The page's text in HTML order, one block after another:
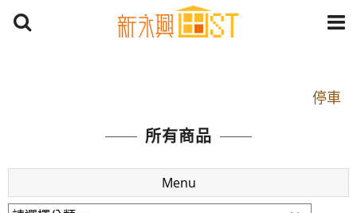
停車
捷運： 中和線【頂溪站 2 號出口】往中山路1段139
原Line已滿 無法加Line好友 請親愛的客戶加入
LINE官方帳號@a0975005573
所有商品
Menu